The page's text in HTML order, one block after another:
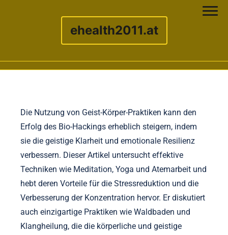
ehealth2011.at
Die Nutzung von Geist-Körper-Praktiken kann den
Erfolg des Bio-Hackings erheblich steigern, indem
sie die geistige Klarheit und emotionale Resilienz
verbessern. Dieser Artikel untersucht effektive
Techniken wie Meditation, Yoga und Atemarbeit und
hebt deren Vorteile für die Stressreduktion und die
Verbesserung der Konzentration hervor. Er diskutiert
auch einzigartige Praktiken wie Waldbaden und
Klangheilung, die die körperliche und geistige